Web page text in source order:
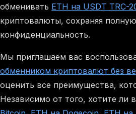
обменивать ETH на USDT TRC-
криптовалюты, сохраняя
конфиденциальность.
Мы приглашаем вас
обменником криптовалют без
оценить все преимущества,
Независимо от того, хотите ли